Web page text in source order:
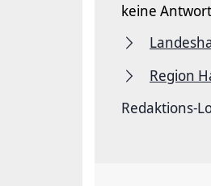
keine
Region
Redaktions-